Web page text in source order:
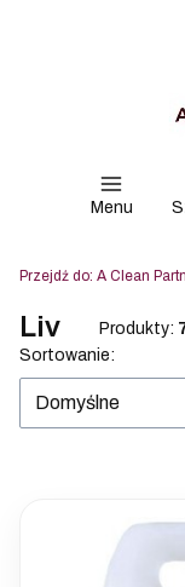
Menu
Przejdź do: A Clean Partnership | Profesjonalne
Liv Produkty:
Lista
Sortowanie:
Domyślne